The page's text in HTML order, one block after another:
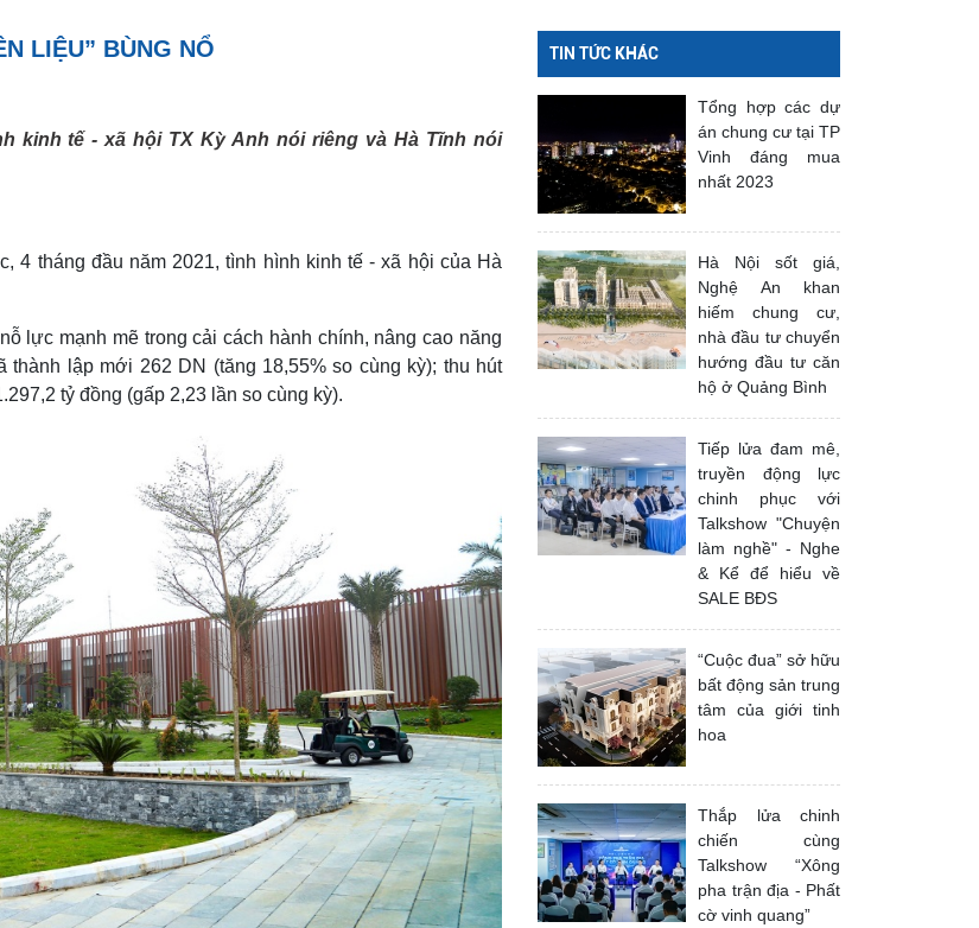
LIỆU” BÙNG NỔ
kinh tế - xã hội TX Kỳ Anh nói riêng và Hà Tĩnh nói
4 tháng đầu năm 2021, tình hình kinh tế - xã hội của Hà
lực mạnh mẽ trong cải cách hành chính, nâng cao năng
lập mới 262 DN (tăng 18,55% so cùng kỳ); thu hút
tỷ đồng (gấp 2,23 lần so cùng kỳ).
TIN TỨC KHÁC
Tổng hợp các dự
án chung cư tại TP
Vinh đáng mua
nhất 2023
Hà Nội sốt giá,
Nghệ An khan
hiếm chung cư,
nhà đầu tư chuyển
hướng đầu tư căn
hộ ở Quảng Bình
Tiếp lửa đam mê,
truyền động lực
chinh phục với
Talkshow "Chuyện
làm nghề" - Nghe
& Kể để hiểu về
SALE BĐS
“Cuộc đua” sở hữu
bất động sản trung
tâm của giới tinh
hoa
Thắp lửa chinh
chiến cùng
Talkshow “Xông
pha trận địa - Phất
cờ vinh quang”